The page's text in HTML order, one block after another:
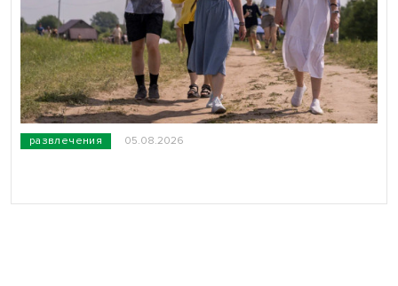
развлечения 05.08.2026